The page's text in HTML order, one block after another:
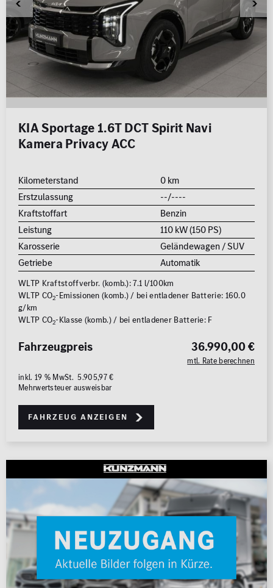
KIA Sportage 1.6T DCT Spirit Navi
Kamera Privacy ACC
Kilometerstand
0 km
Erstzulassung
--/----
Kraftstoffart
Benzin
Leistung
110 kW (150 PS)
Karosserie
Geländewagen / SUV
Getriebe
Automatik
WLTP Kraftstoffverbr. (komb.): 7.1 l/100km
WLTP CO2-Emissionen (komb.) / bei entladener Batterie: 160.0
g/km
WLTP CO2-Klasse (komb.) / bei entladener Batterie: F
36.990,00 €
mtl. Rate berechnen
Fahrzeugpreis
inkl. 19 % MwSt. 5.905,97 €
Mehrwertsteuer ausweisbar
Fahrzeug anzeigen